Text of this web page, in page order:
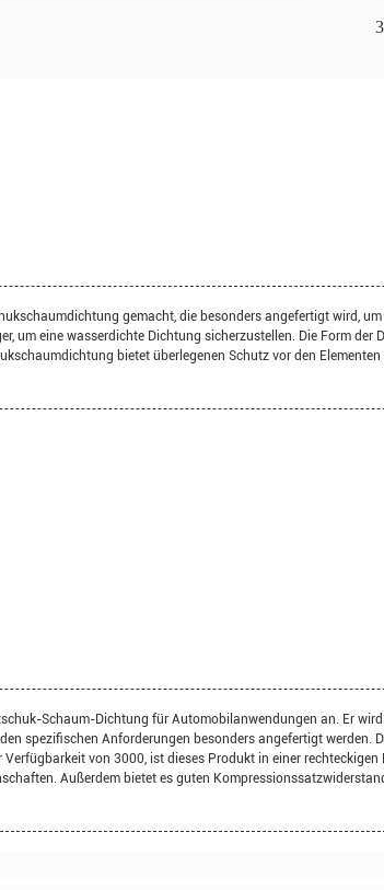
gemacht, die besonders angefertigt wird,
um eine wasserdichte Dichtung sicherzustellen. Die Form
bietet überlegenen Schutz vor den
Schaum-Dichtung für Automobilanwendungen an. Er
spezifischen Anforderungen besonders angefertigt werden.
von 3000, ist dieses Produkt in einer
Außerdem bietet es guten